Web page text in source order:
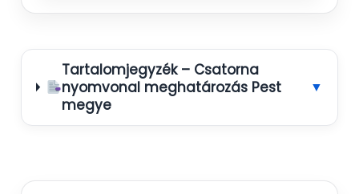
Tartalomjegyzék – Csatorna
nyomvonal meghatározás Pest
megye
▼